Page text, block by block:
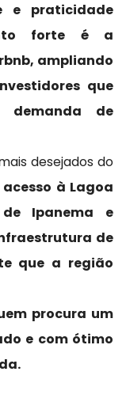
e praticidade
forte é a
ampliando
que
demanda de
desejados do
à Lagoa
Ipanema e
de
que a região
procura um
e com ótimo